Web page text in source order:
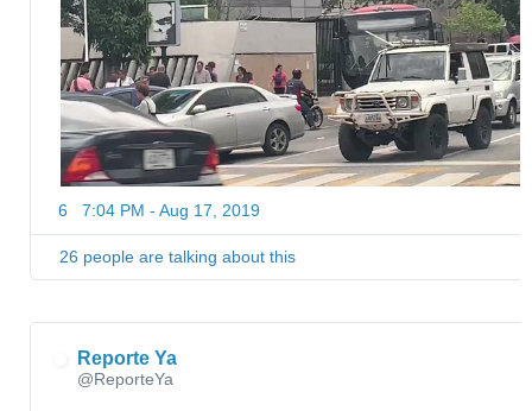
6 7:04 PM - Aug 17, 2019
26 people are talking about this
Reporte Ya
@ReporteYa